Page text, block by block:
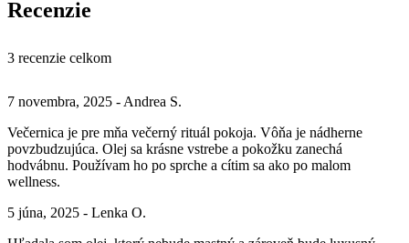
Recenzie
3 recenzie celkom
7 novembra, 2025 - Andrea S.
Večernica je pre mňa večerný rituál pokoja. Vôňa je nádherne
povzbudzujúca. Olej sa krásne vstrebe a pokožku zanechá
hodvábnu. Používam ho po sprche a cítim sa ako po malom
wellness.
5 júna, 2025 - Lenka O.